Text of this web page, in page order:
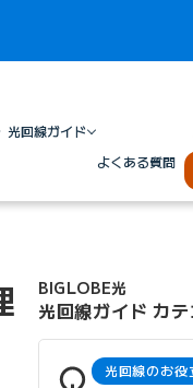
光回線ガイド
よくある質問
BIGLOBE光
光回線ガイド カ
光回線のお役